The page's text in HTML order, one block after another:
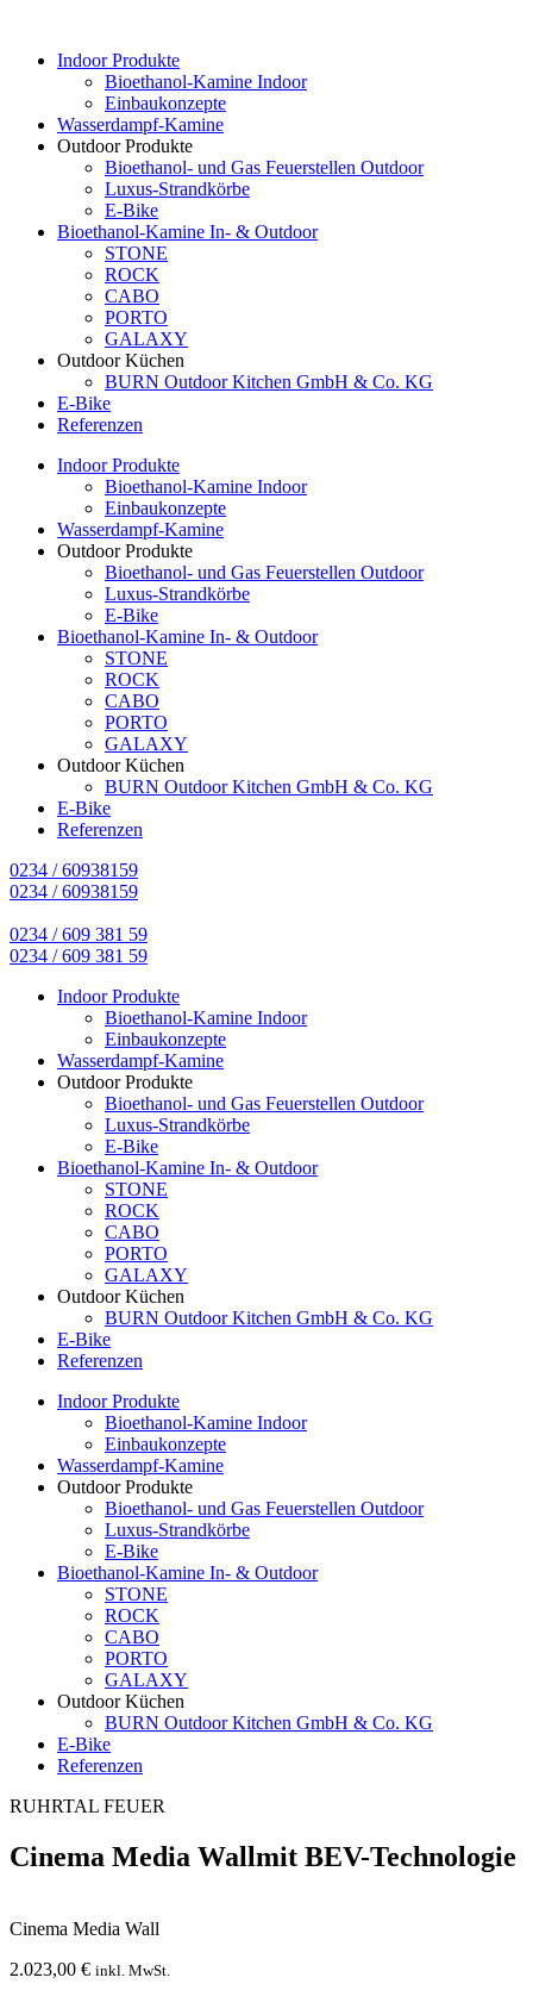
Indoor Produkte
Bioethanol-Kamine Indoor
Einbaukonzepte
Wasserdampf-Kamine
Outdoor Produkte
Bioethanol- und Gas Feuerstellen Outdoor
Luxus-Strandkörbe
E-Bike
Bioethanol-Kamine In- & Outdoor
STONE
ROCK
CABO
PORTO
GALAXY
Outdoor Küchen
BURN Outdoor Kitchen GmbH & Co. KG
E-Bike
Referenzen
Indoor Produkte
Bioethanol-Kamine Indoor
Einbaukonzepte
Wasserdampf-Kamine
Outdoor Produkte
Bioethanol- und Gas Feuerstellen Outdoor
Luxus-Strandkörbe
E-Bike
Bioethanol-Kamine In- & Outdoor
STONE
ROCK
CABO
PORTO
GALAXY
Outdoor Küchen
BURN Outdoor Kitchen GmbH & Co. KG
E-Bike
Referenzen
0234 / 60938159
0234 / 60938159
0234 / 609 381 59
0234 / 609 381 59
Indoor Produkte
Bioethanol-Kamine Indoor
Einbaukonzepte
Wasserdampf-Kamine
Outdoor Produkte
Bioethanol- und Gas Feuerstellen Outdoor
Luxus-Strandkörbe
E-Bike
Bioethanol-Kamine In- & Outdoor
STONE
ROCK
CABO
PORTO
GALAXY
Outdoor Küchen
BURN Outdoor Kitchen GmbH & Co. KG
E-Bike
Referenzen
Indoor Produkte
Bioethanol-Kamine Indoor
Einbaukonzepte
Wasserdampf-Kamine
Outdoor Produkte
Bioethanol- und Gas Feuerstellen Outdoor
Luxus-Strandkörbe
E-Bike
Bioethanol-Kamine In- & Outdoor
STONE
ROCK
CABO
PORTO
GALAXY
Outdoor Küchen
BURN Outdoor Kitchen GmbH & Co. KG
E-Bike
Referenzen
RUHRTAL FEUER
Cinema Media Wallmit BEV-Technologie
Cinema Media Wall
2.023,00 € inkl. MwSt.